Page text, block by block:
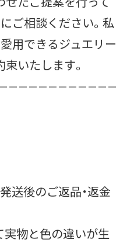
ご相談ください。私
用できるジュエリー
いたします。
送後のご返品・返金
実物と色の違いが生